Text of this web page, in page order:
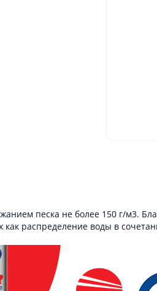
песка не более 150 г/м3.
распределение воды в